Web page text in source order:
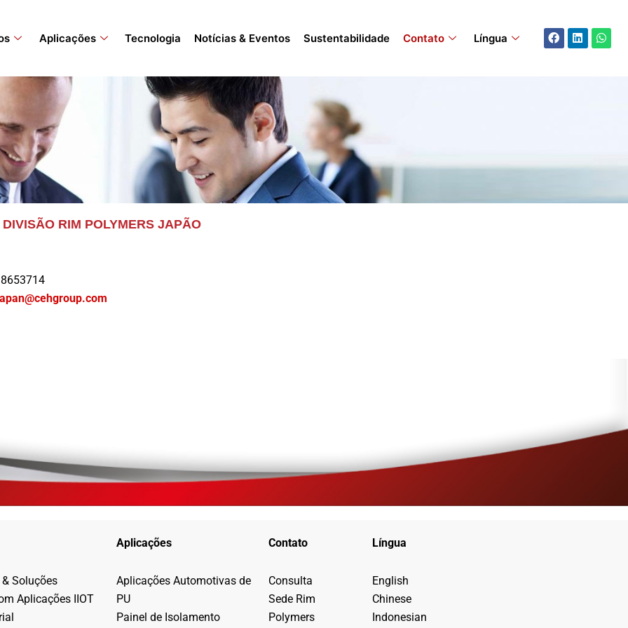
Aplicações Tecnologia Notícias & Eventos Sustentabilidade Contato Língua Facebook
Linkedin
DIVISÃO RIM POLYMERS JAPÃO
Soluções
Aplicações IIOT
Aplicações
Aplicações Automotivas de
PU
Painel de Isolamento
Contato
Consulta
Sede Rim
Polymers
Língua
English
Chinese
Indonesian